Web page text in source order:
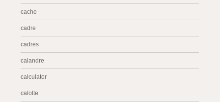
cache
cadre
cadres
calandre
calculator
calotte